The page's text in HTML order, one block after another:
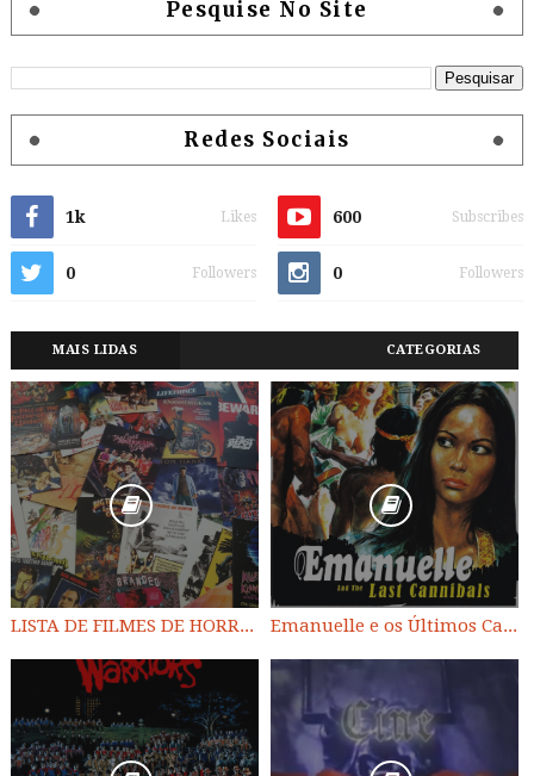
Pesquise No Site
Redes Sociais
1k Likes 600 Subscribes
0 Followers 0 Followers
MAIS LIDAS CATEGORIAS
LISTA DE FILMES DE HORROR/ TRASH/ SUSPENSE/ SCI-FI/ EXPLOITATION E OUTROS Emanuelle e os Últimos Canibais